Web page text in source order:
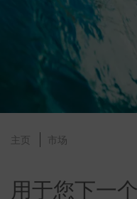
主页 市场
用于您下一